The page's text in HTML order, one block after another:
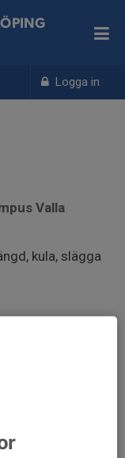
Logga in
Valla
kula, slägga
Webathletics